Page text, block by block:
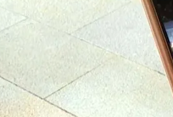
recomiendan no tener
de esos disparadores de